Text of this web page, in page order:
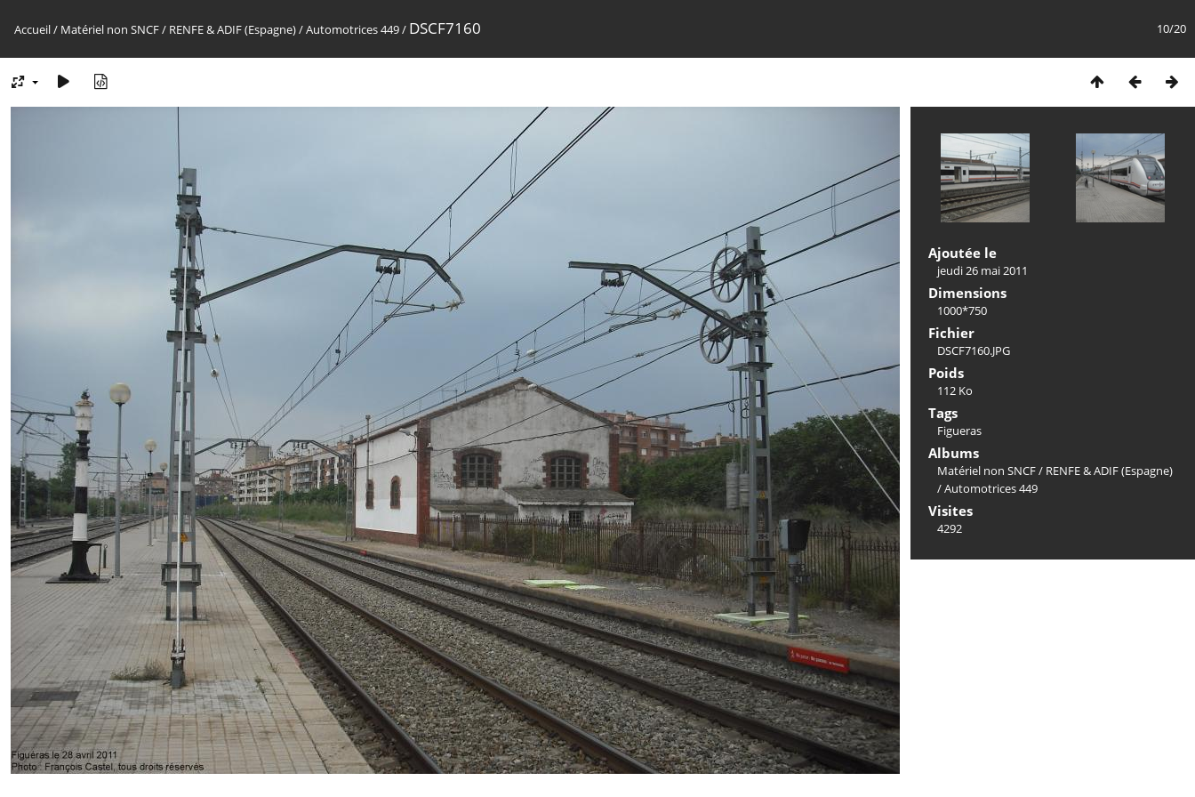
10/20
Accueil/ Matériel non SNCF/ RENFE & ADIF (Espagne)/Automotrices 449/ DSCF7160
Ajoutée le
jeudi 26 mai 2011
Dimensions
1000*750
Fichier
DSCF7160.JPG
Poids
112 Ko
Tags
Figueras
Albums
Matériel non SNCF/ RENFE & ADIF (Espagne)
/Automotrices 449
Visites
4292